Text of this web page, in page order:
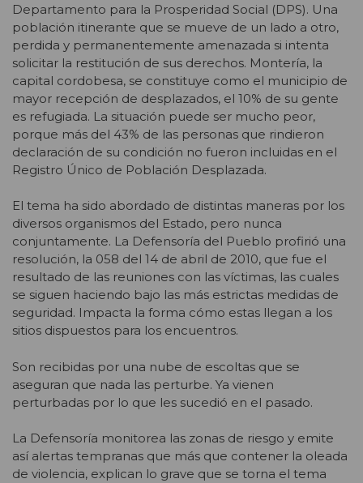
Departamento para la Prosperidad Social (DPS). Una
población itinerante que se mueve de un lado a otro,
perdida y permanentemente amenazada si intenta
solicitar la restitución de sus derechos. Montería, la
capital cordobesa, se constituye como el municipio de
mayor recepción de desplazados, el 10% de su gente
es refugiada. La situación puede ser mucho peor,
porque más del 43% de las personas que rindieron
declaración de su condición no fueron incluidas en el
Registro Único de Población Desplazada.
El tema ha sido abordado de distintas maneras por los
diversos organismos del Estado, pero nunca
conjuntamente. La Defensoría del Pueblo profirió una
resolución, la 058 del 14 de abril de 2010, que fue el
resultado de las reuniones con las víctimas, las cuales
se siguen haciendo bajo las más estrictas medidas de
seguridad. Impacta la forma cómo estas llegan a los
sitios dispuestos para los encuentros.
Son recibidas por una nube de escoltas que se
aseguran que nada las perturbe. Ya vienen
perturbadas por lo que les sucedió en el pasado.
La Defensoría monitorea las zonas de riesgo y emite
así alertas tempranas que más que contener la oleada
de violencia, explican lo grave que se torna el tema